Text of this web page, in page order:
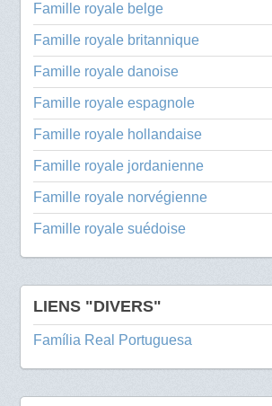
Famille royale belge
Famille royale britannique
Famille royale danoise
Famille royale espagnole
Famille royale hollandaise
Famille royale jordanienne
Famille royale norvégienne
Famille royale suédoise
LIENS "DIVERS"
Família Real Portuguesa